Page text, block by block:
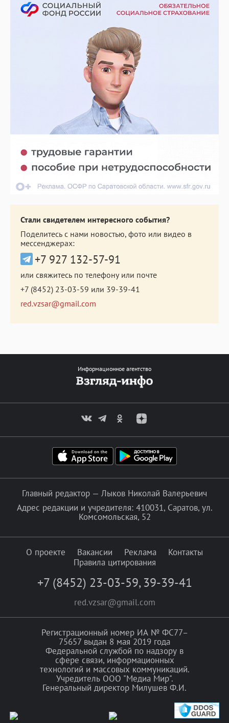
Стали свидетелем интересного события?
Поделитесь с нами новостью, фото или видео в
мессенджерах:
+7 927 132-57-91
или свяжитесь по телефону или почте
+7 (8452) 23-03-59 или 39-39-41
red.vzsar@gmail.com
Информационное агентство
Главный редактор — Лыков Николай Валерьевич
Адрес редакции и учредителя: 410031, Саратов, ул.
Комсомольская, 52
О проекте Вакансии Реклама
Контакты
Правила цитирования
+7 (8452) 23-03-59, 39-39-41
red.vzsar@gmail.com
Регистрационный номер ИА № ФС77–
75657 выдан 8 мая 2019 года
Федеральной службой по надзору в
сфере связи, информационных
технологий и массовых коммуникаций.
Учредитель ООО "Медиа Мир".
Генеральный директор Милушев Ф.И.